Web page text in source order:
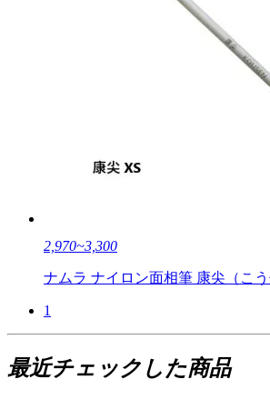
2,970~3,300
ナムラ ナイロン面相筆 康尖（こう
1
最近チェックした商品